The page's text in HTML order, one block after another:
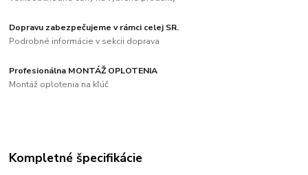
Dopravu zabezpečujeme v rámci celej SR.
Podrobné informácie v sekcii doprava
Profesionálna MONTÁŽ OPLOTENIA
Montáž oplotenia na kľúč
Kompletné špecifikácie